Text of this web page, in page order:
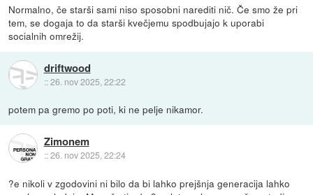
Normalno, če starši sami niso sposobni narediti nič. Če smo že pri
tem, se dogaja to da starši kvečjemu spodbujajo k uporabi
socialnih omrežij.
driftwood
::26. nov 2025, 22:22
potem pa gremo po poti, ki ne pelje nikamor.
Zimonem
::26. nov 2025, 22:24
?e nikoli v zgodovini ni bilo da bi lahko prejšnja generacija lahko